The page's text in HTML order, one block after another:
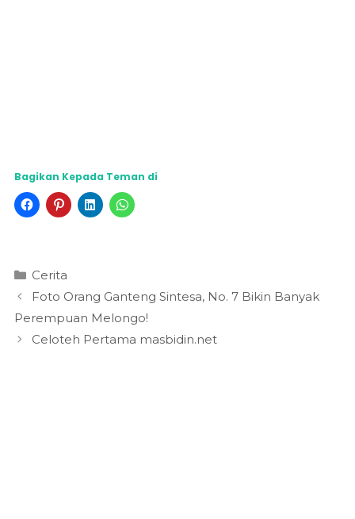
Bagikan Kepada Teman di
Kategori
Cerita
Foto Orang Ganteng Sintesa, No. 7 Bikin Banyak
Perempuan Melongo!
Celoteh Pertama masbidin.net